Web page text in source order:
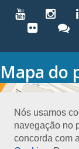
Nós usamos
navegação no
concorda com a
Mapa do
HOME
Conselho Diretor
Nossa Sede
Planejamento